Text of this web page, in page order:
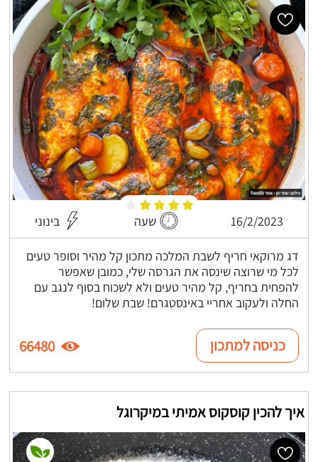
16/2/2023 שעה בינוני
דג מרוקאי חריף לשבת המלכה מתכון קל מהיר וסופר טעים
לכל מי שרוצה שינסה את הגרסה שלי, כמובן שאפשר
להפחית בחריף, קל מהיר טעים ולא לשכוח בסוף לנגב עם
החלה ולעקוב אחריי באינסטגרם! שבת שלום!
כניסה למתכון 66480
איך להכין קוסקוס אמיתי במיקרוגל